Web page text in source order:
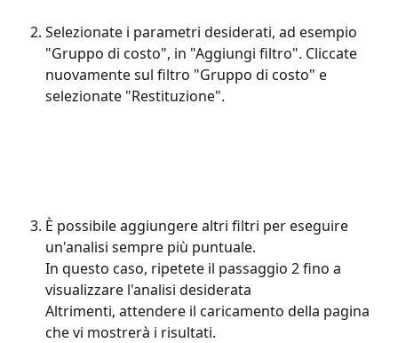
Selezionate i parametri desiderati, ad esempio
"Gruppo di costo", in "Aggiungi filtro". Cliccate
nuovamente sul filtro "Gruppo di costo" e
selezionate "Restituzione".
È possibile aggiungere altri filtri per eseguire
un'analisi sempre più puntuale.
In questo caso, ripetete il passaggio 2 fino a
visualizzare l'analisi desiderata
Altrimenti, attendere il caricamento della pagina
che vi mostrerà i risultati.